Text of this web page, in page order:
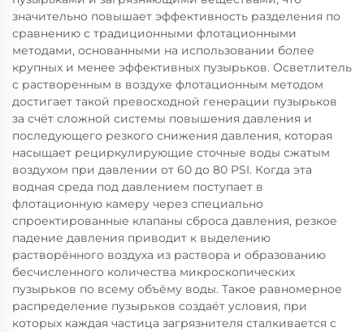
значительно повышает эффективность разделения по
сравнению с традиционными флотационными
методами, основанными на использовании более
крупных и менее эффективных пузырьков. Осветлитель
с растворенным в воздухе флотационным методом
достигает такой превосходной генерации пузырьков
за счёт сложной системы повышения давления и
последующего резкого снижения давления, которая
насыщает рециркулирующие сточные воды сжатым
воздухом при давлении от 60 до 80 PSI. Когда эта
водная среда под давлением поступает в
флотационную камеру через специально
спроектированные клапаны сброса давления, резкое
падение давления приводит к выделению
растворённого воздуха из раствора и образованию
бесчисленного количества микроскопических
пузырьков по всему объёму воды. Такое равномерное
распределение пузырьков создаёт условия, при
которых каждая частица загрязнителя сталкивается с